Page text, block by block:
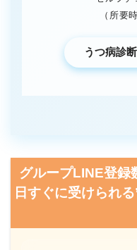
（所要
うつ病診
グループLINE登録
日すぐに受けられ